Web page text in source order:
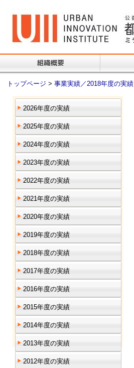
トップページ > 事業実績／2018年度の実績
2026年度の実績
2025年度の実績
2024年度の実績
2023年度の実績
2022年度の実績
2021年度の実績
2020年度の実績
2019年度の実績
2018年度の実績
2017年度の実績
2016年度の実績
2015年度の実績
2014年度の実績
2013年度の実績
2012年度の実績